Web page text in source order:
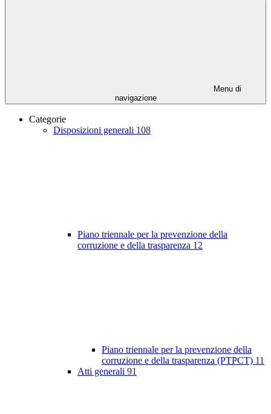
Menu di
navigazione
Categorie
Disposizioni generali 108
Piano triennale per la prevenzione della
corruzione e della trasparenza 12
Piano triennale per la prevenzione della
corruzione e della trasparenza (PTPCT) 11
Atti generali 91